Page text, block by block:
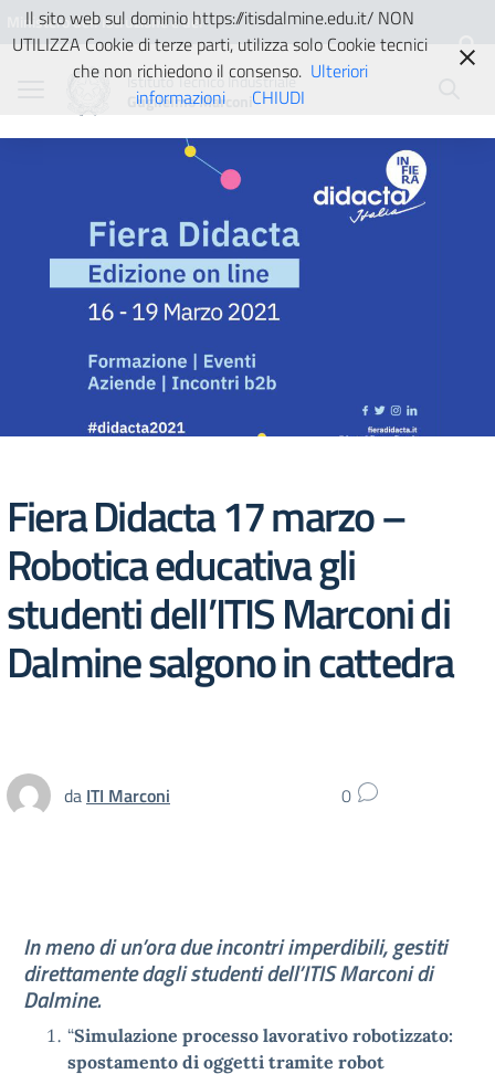
Vai ai contenuti
Vai al menu di navigazione
Vai al footer
Ministero dell'Istruzione e del
Istituto Tecnico Industriale
Guglielmo Marconi
Fiera Didacta 17 marzo –
Robotica educativa gli
studenti dell’ITIS Marconi di
Dalmine salgono in cattedra
da ITI Marconi 0
In meno di un’ora due incontri imperdibili, gestiti
direttamente dagli studenti dell’ITIS Marconi di
Dalmine.
“Simulazione processo lavorativo robotizzato:
spostamento di oggetti tramite robot
Il sito web sul dominio https://itisdalmine.edu.it/ NON
UTILIZZA Cookie di terze parti, utilizza solo Cookie tecnici
che non richiedono il consenso. Ulteriori
informazioni
CHIUDI